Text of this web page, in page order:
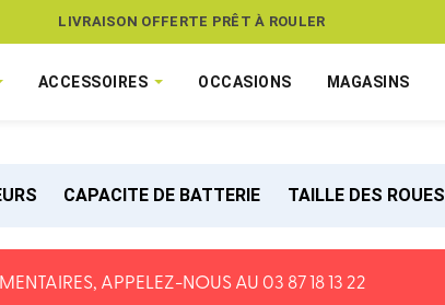
LIVRAISON OFFERTE PRÊT À ROULER
ACCESSOIRES OCCASIONS MAGASINS
CAPACITE DE BATTERIE TAILLE DES ROUES
APPELEZ-NOUS AU 03 87 18 13 22